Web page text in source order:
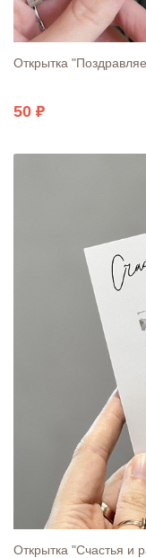
Открытка
50
Открытка "Счастья и